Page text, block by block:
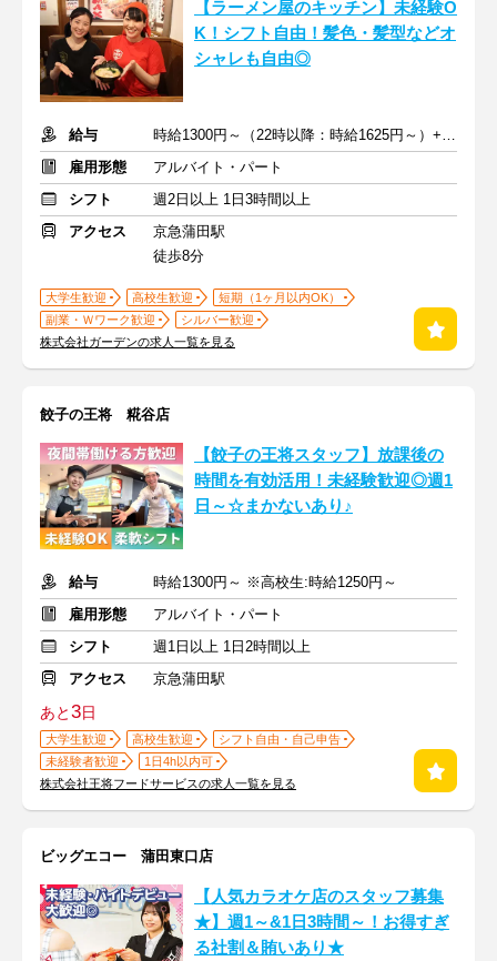
【ラーメン屋のキッチン】未経験O
K！シフト自由！髪色・髪型などオ
シャレも自由◎
給与
時給1300円～（22時以降：時給1625円～）+交通費
雇用形態
アルバイト・パート
シフト
週2日以上 1日3時間以上
アクセス
京急蒲田駅
徒歩8分
大学生歓迎 高校生歓迎
短期（1ヶ月以内OK）
副業・Ｗワーク歓迎
シルバー歓迎
株式会社ガーデンの求人一覧を見る
餃子の王将 糀谷店
【餃子の王将スタッフ】放課後の
時間を有効活用！未経験歓迎◎週1
日～☆まかないあり♪
給与
時給1300円～ ※高校生:時給1250円～
雇用形態
アルバイト・パート
シフト
週1日以上 1日2時間以上
アクセス
京急蒲田駅
あと3日
大学生歓迎 高校生歓迎
シフト自由・自己申告
未経験者歓迎
1日4h以内可
株式会社王将フードサービスの求人一覧を見る
ビッグエコー 蒲田東口店
【人気カラオケ店のスタッフ募集
★】週1～&1日3時間～！お得すぎ
る社割＆賄いあり★